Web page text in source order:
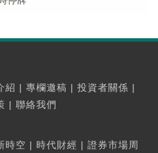
紹 | 專欄邀稿 | 投資者關係 |
| 聯絡我們
時空 | 時代財經 | 證券市場周